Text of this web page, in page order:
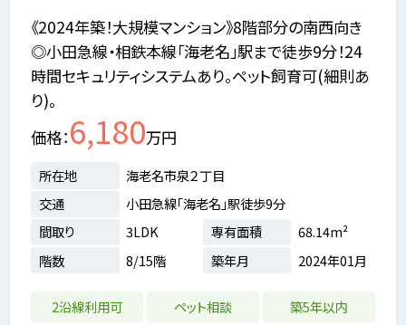
《2024年築！大規模マンション》8階部分の南西向き
◎小田急線・相鉄本線「海老名」駅まで徒歩9分！24
時間セキュリティシステムあり。ペット飼育可(細則あ
り)。
価格 6,180万円
所在地
海老名市泉２丁目
交通
小田急線「海老名」駅徒歩9分
間取り
3LDK 専有面積
68.14m²
階数
8/15階 築年月 2024年01月
2沿線利用可 ペット相談 築5年以内